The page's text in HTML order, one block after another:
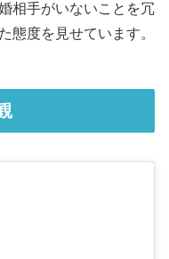
相手がいないことを冗
態度を見せています。